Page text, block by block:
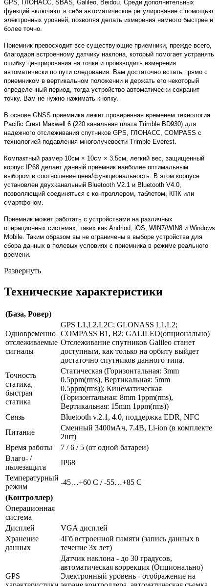
GPS, ГЛОНАСС, SBAS, Galileo, Beidou. Среди дополнительных
функций включают в себя автоматическое регулирование с помощью
электронных уровней, позволяя делать измерения намного быстрее и
более точно.
Приемник превосходит все существующие приемники, прежде всего,
благодаря встроенному датчику наклона, который помогает устранять
ошибку центрирования на точке и производить измерения
автоматически по пути следования. Вам достаточно встать прямо с
приемником в вертикальном положении и держать его некоторый
определенный период, тогда устройство автоматически сохранит
точку. Вам не нужно нажимать кнопку.
В основе GNSS приемника лежит проверенная временем технология
Pacific Crest Maxwell 6 (220 канальная плата Trimble BD930) для
надежного отслеживания спутников GPS, ГЛОНАСС, COMPASS с
технологией подавления многолучевости Trimble Everest.
Компактный размер 10см × 10см × 3.5см, легкий вес, защищенный
корпус IP68 делает данный приемник наиболее оптимальным
выбором в соотношение цена/функциональность. В этом корпусе
установлен двухканальный Bluetooth V2.1 и Bluetooth V4.0,
позволяющий соединяться с контроллером, таблетом, КПК или
смартфоном.
Приемник может работать с устройствами на различных
операционных системах, таких как Andriod, iOS, WIN7/WIN8 и Windows
Mobile. Таким образом вы не ограничены в выборе устройства для
сбора данных в полевых условиях с приемника в режиме реального
времени.
Развернуть
Технические характеристики
(База, Ровер)
Одновременно
отслеживаемые
сигналы
GPS L1,L2,L2C; GLONASS L1,L2;
COMPASS B1, B2; GALILEO(опционально)
Отслеживание спутников Galileo станет
доступным, как только на орбиту выйдет
достаточно спутников данного типа.
Точность
статика,
быстрая
статика
Статическая (Горизонтальная: 3mm
0.5ppm(rms), Вертикальная: 5mm
0.5ppm(rms)); Кинематическая
(Горизонтальная: 8mm 1ppm(rms),
Вертикальная: 15mm 1ppm(rms))
Связь
Bluetooth v.2.1, 4.0, поддержка EDR, NFC
Питание
Cменный 3400мАч, 7.4В, Li-ion (в комплекте
2шт)
Время работы
7 / 6 / 5 (от одной батареи)
Влаго- /
пылезащита
IP68
Температурный
режим
-45…+60 С / -55…+85 С
(Контроллер)
Операционная
система
Дисплей
VGA дисплей
Хранение
данных
4Гб встроенной памяти (запись данных в
течение 3х лет)
GPS
Датчик наклона - до 30 градусов,
автоматическая коррекция (Опционально)
Электронный уровень - отображение на